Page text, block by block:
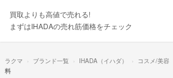
買取よりも高値で売れる!
まずはIHADAの売れ筋価格をチェック
ラクマ ブランド一覧 IHADA（イハダ） コスメ/美容
料